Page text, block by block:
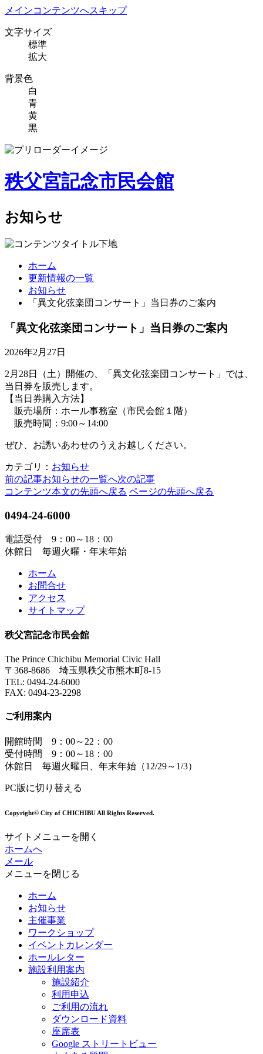
メインコンテンツへスキップ
文字サイズ
標準
拡大
背景色
白
青
黄
黒
秩父宮記念市民会館
お知らせ
ホーム
更新情報の一覧
お知らせ
「異文化弦楽団コンサート」当日券のご案内
「異文化弦楽団コンサート」当日券のご案内
2026年2月27日
2月28日（土）開催の、「異文化弦楽団コンサート」では、
当日券を販売します。
【当日券購入方法】
販売場所：ホール事務室（市民会館１階）
販売時間：9:00～14:00
ぜひ、お誘いあわせのうえお越しください。
カテゴリ： お知らせ
前の記事お知らせの一覧へ次の記事
コンテンツ本文の先頭へ戻る ページの先頭へ戻る
0494-24-6000
電話受付 9：00～18：00
休館日 毎週火曜・年末年始
ホーム
お問合せ
アクセス
サイトマップ
秩父宮記念市民会館
The Prince Chichibu Memorial Civic Hall
〒368-8686 埼玉県秩父市熊木町8-15
TEL: 0494-24-6000
FAX: 0494-23-2298
ご利用案内
開館時間 9：00～22：00
受付時間 9：00～18：00
休館日 毎週火曜日、年末年始（12/29～1/3）
PC版に切り替える
Copyright© City of CHICHIBU All Rights Reserved.
サイトメニューを開く
ホームへ
メール
メニューを閉じる
ホーム
お知らせ
主催事業
ワークショップ
イベントカレンダー
ホールレター
施設利用案内
施設紹介
利用申込
ご利用の流れ
ダウンロード資料
座席表
Google ストリートビュー